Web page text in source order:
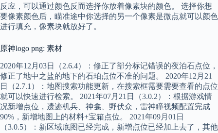
反应，可以通过颜色反而选择你放着像素块的颜色。 选择你想
要像素颜色后，瞄准途中你选择的另一个像素是微点就可以颜色
进行填充，像素块就放好了。
原神logo png: 素材
2020年12月03日（2.6.4）：修正了部分标记错误的夜泊石点位，
修正了地中之盐的地下的石珀点位不准的问题。 2020年12月21
日（2.7.1）：地图搜索功能更新，在搜索框需要需要查看的点位
就可以快速进行检索。 2021年07月21日（3.0.2）：根据游戏情
况新增点位，遗迹机兵、神龛、野伏众，雷神瞳视频配置完成
90%，新增地图上的材料+宝箱点位。 2021年09月01日
（3.0.5）：新区域底图已经完成，新增点位已经加上去了，其他